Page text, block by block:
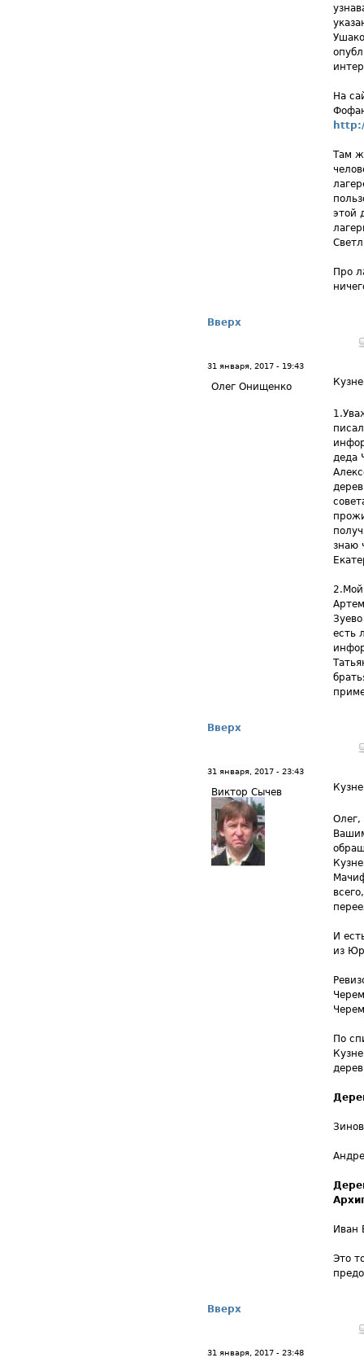
На
Там
этой
Про
Вверх
31 января, 2017 - 19:43
Олег Онищенко
деда
знаю
2.Мой
есть
Вверх
31 января, 2017 - 23:43
Виктор Сычев
Олег,
И
из
По
Иван
Это
Вверх
31 января, 2017 - 23:48